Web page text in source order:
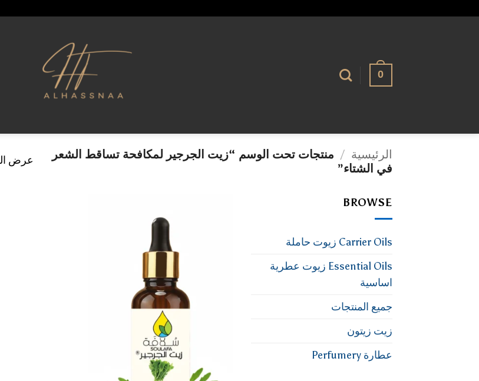
0
الرئيسية / منتجات تحت الوسم “زيت الجرجير لمكافحة تساقط الشعر
في الشتاء”
عرض
BROWSE
Carrier Oils زيوت حاملة
Essential Oils زيوت عطرية
اساسية
جميع المنتجات
زيت زيتون
عطارة Perfumery